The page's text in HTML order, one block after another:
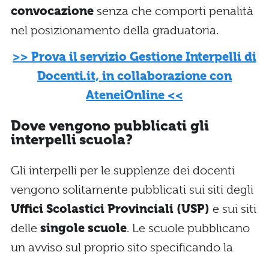
convocazione senza che comporti penalità
nel posizionamento della graduatoria.
>> Prova il servizio Gestione Interpelli di
Docenti.it, in collaborazione con
AteneiOnline <<
Dove vengono pubblicati gli
interpelli scuola?
Gli interpelli per le supplenze dei docenti
vengono solitamente pubblicati sui siti degli
Uffici Scolastici Provinciali (USP) e sui siti
delle singole scuole. Le scuole pubblicano
un avviso sul proprio sito specificando la